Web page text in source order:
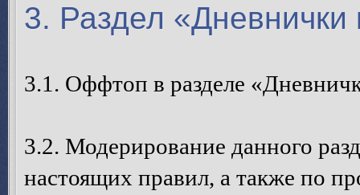
3. Раздел «Дневнички
3.1. Оффтоп в разделе
3.2. Модерирование данного
настоящих правил, а также по